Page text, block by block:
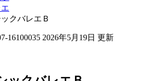
クバレエＢ
16100035 2026年5月19日 更新